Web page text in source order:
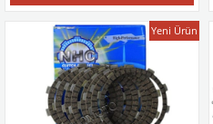
Yeni Ürün